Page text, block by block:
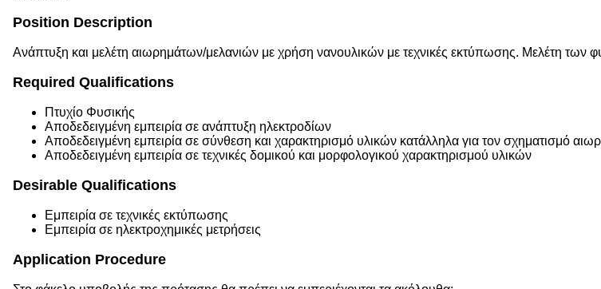
Position Description
Ανάπτυξη και μελέτη αιωρημάτων/μελανιών με χρήση νανουλικών με τεχνικές εκτύπωσης. Μελέτη των
Required Qualifications
Πτυχίο Φυσικής
Αποδεδειγμένη εμπειρία σε ανάπτυξη ηλεκτροδίων
Αποδεδειγμένη εμπειρία σε σύνθεση και χαρακτηρισμό υλικών κατάλληλα για τον σχηματισμό
Αποδεδειγμένη εμπειρία σε τεχνικές δομικού και μορφολογικού χαρακτηρισμού υλικών
Desirable Qualifications
Εμπειρία σε τεχνικές εκτύπωσης
Εμπειρία σε ηλεκτροχημικές μετρήσεις
Application Procedure